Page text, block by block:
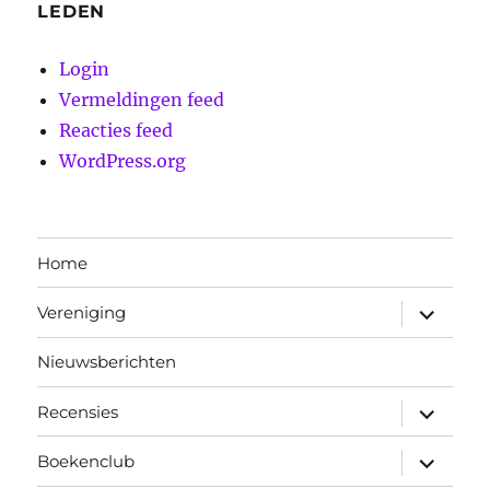
LEDEN
Login
Vermeldingen feed
Reacties feed
WordPress.org
Home
Vereniging
Nieuwsberichten
Recensies
Boekenclub